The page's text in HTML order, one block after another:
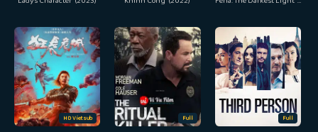
HD Vietsub Full Full